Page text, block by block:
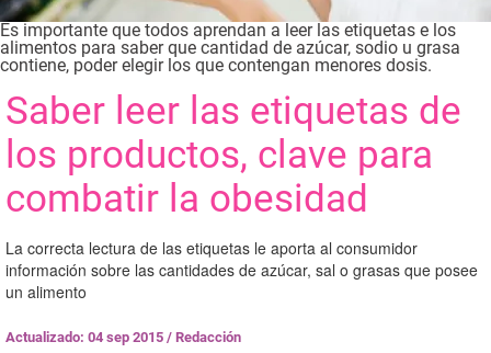
Es importante que todos aprendan a leer las etiquetas e los
alimentos para saber que cantidad de azúcar, sodio u grasa
contiene, poder elegir los que contengan menores dosis.
Saber leer las etiquetas de
los productos, clave para
combatir la obesidad
La correcta lectura de las etiquetas le aporta al consumidor
información sobre las cantidades de azúcar, sal o grasas que posee
un alimento
Actualizado: 04 sep 2015 / Redacción